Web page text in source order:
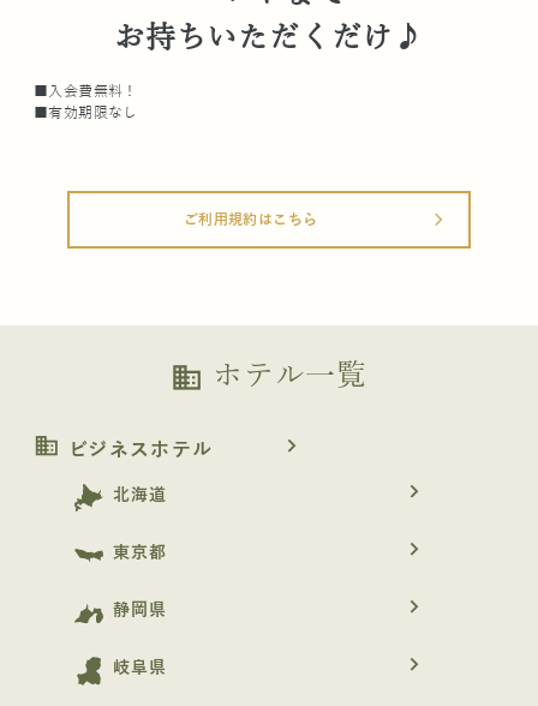
お持ちいただくだけ♪
■入会費無料！
■有効期限なし
ご利用規約はこちら arrow_forward_ios
business ホテル一覧
business ビジネスホテル navigate_next
北海道 navigate_next
東京都 navigate_next
静岡県 navigate_next
岐阜県 navigate_next